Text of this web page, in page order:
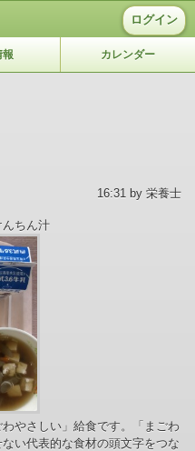
ログイン
報 カレンダー
16:31 by 栄養士
ちん汁
やさしい」給食です。「まごわ
い代表的な食材の頭文字をつな